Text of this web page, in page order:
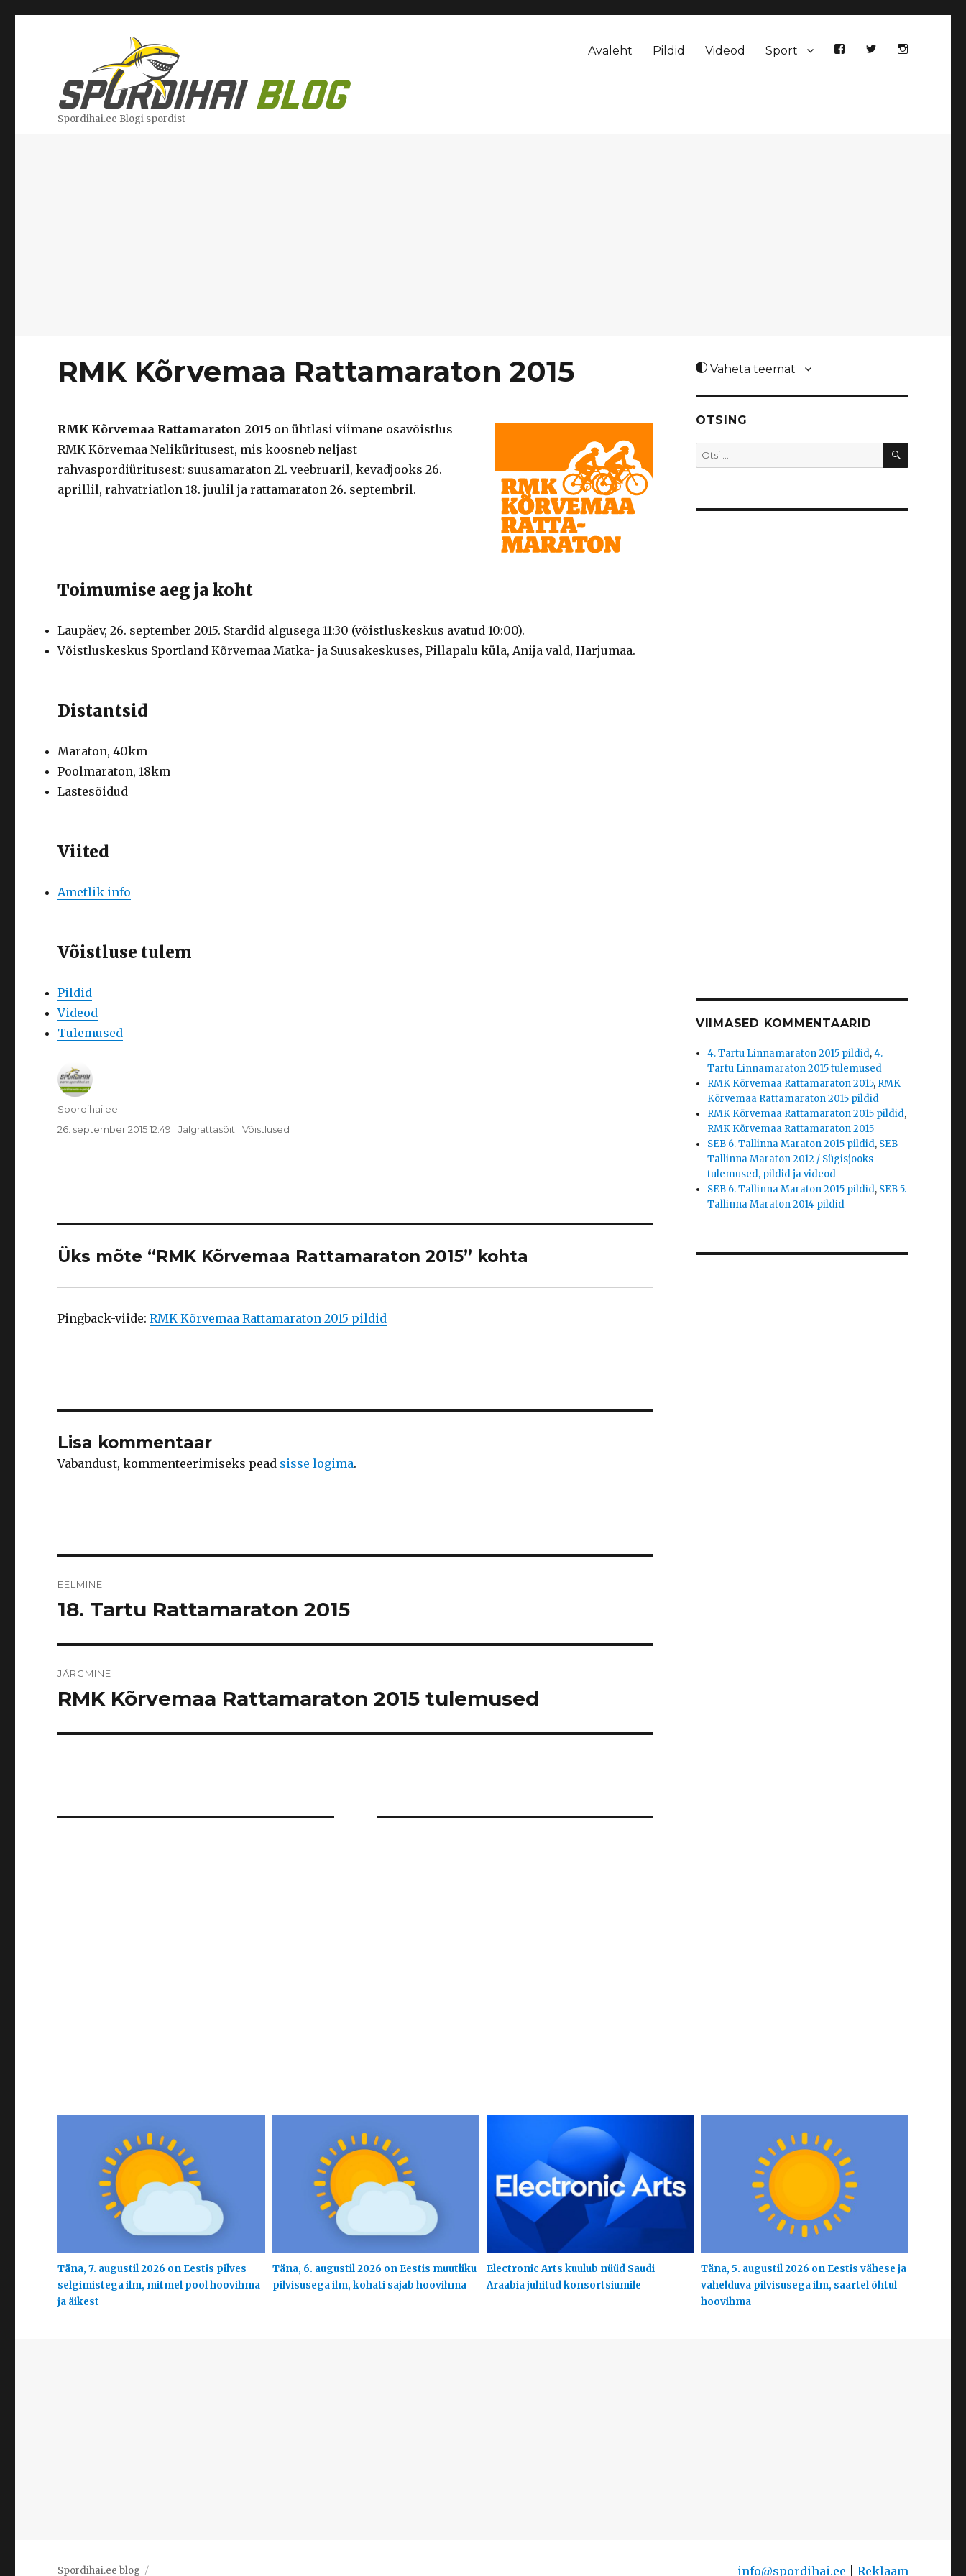
Spordihai.ee Blogi spordist
Avaleht Pildid Videod Sport
RMK Kõrvemaa Rattamaraton 2015
RMK Kõrvemaa Rattamaraton 2015 on ühtlasi viimane osavõistlus
RMK Kõrvemaa Neliküritusest, mis koosneb neljast
rahvaspordiüritusest: suusamaraton 21. veebruaril, kevadjooks 26.
aprillil, rahvatriatlon 18. juulil ja rattamaraton 26. septembril.
Toimumise aeg ja koht
Laupäev, 26. september 2015. Stardid algusega 11:30 (võistluskeskus avatud 10:00).
Võistluskeskus Sportland Kõrvemaa Matka- ja Suusakeskuses, Pillapalu küla, Anija vald, Harjumaa.
Distantsid
Maraton, 40km
Poolmaraton, 18km
Lastesõidud
Viited
Ametlik info
Võistluse tulem
Pildid
Videod
Tulemused
Autor
Spordihai.ee
Postitatud
26. september 2015 12:49 Rubriigid
Jalgrattasõit Sildid
Võistlused
Üks mõte “RMK Kõrvemaa Rattamaraton 2015” kohta
Pingback-viide:RMK Kõrvemaa Rattamaraton 2015 pildid
Lisa kommentaar
Vabandust, kommenteerimiseks pead sisse logima.
EELMINE
Eelmine
18. Tartu Rattamaraton 2015
JÄRGMINE
Järgmine
RMK Kõrvemaa Rattamaraton 2015 tulemused
Vaheta teemat
OTSING
Otsi: OTSI
VIIMASED KOMMENTAARID
4. Tartu Linnamaraton 2015 pildid,4.
Tartu Linnamaraton 2015 tulemused
RMK Kõrvemaa Rattamaraton 2015, RMK
Kõrvemaa Rattamaraton 2015 pildid
RMK Kõrvemaa Rattamaraton 2015 pildid,
RMK Kõrvemaa Rattamaraton 2015
SEB 6. Tallinna Maraton 2015 pildid, SEB
Tallinna Maraton 2012 / Sügisjooks
tulemused, pildid ja videod
SEB 6. Tallinna Maraton 2015 pildid, SEB 5.
Tallinna Maraton 2014 pildid
Täna, 7. augustil 2026 on Eestis pilves
selgimistega ilm, mitmel pool hoovihma
ja äikest
Täna, 6. augustil 2026 on Eestis muutliku
pilvisusega ilm, kohati sajab hoovihma
Electronic Arts kuulub nüüd Saudi
Araabia juhitud konsortsiumile
Täna, 5. augustil 2026 on Eestis vähese ja
vahelduva pilvisusega ilm, saartel õhtul
hoovihma
Spordihai.ee blog info@spordihai.ee Reklaam